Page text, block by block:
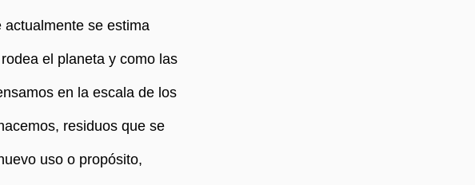
se estima
el planeta y como las
en la escala de los
residuos que se
uso o propósito,